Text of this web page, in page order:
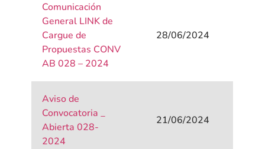
Comunicación
General LINK de
Cargue de
Propuestas CONV
AB 028 – 2024
28/06/2024
Aviso de
Convocatoria _
Abierta 028-
2024
21/06/2024